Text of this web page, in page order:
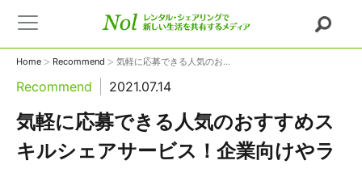
Home > Recommend > 気軽に応募できる人気のお...
Recommend 2021.07.14
気軽に応募できる人気のおすすめス
キルシェアサービス！企業向けやラ